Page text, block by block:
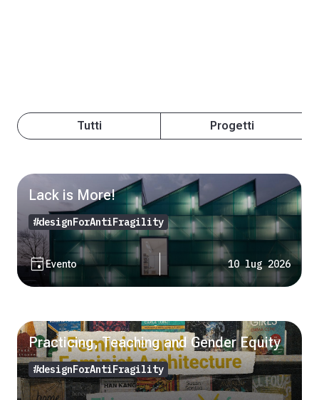
Tutti Progetti
Lack is More!
#designForAntiFragility
eventEvento 10 lug 2026
Practicing, Teaching and Gender Equity
#designForAntiFragility